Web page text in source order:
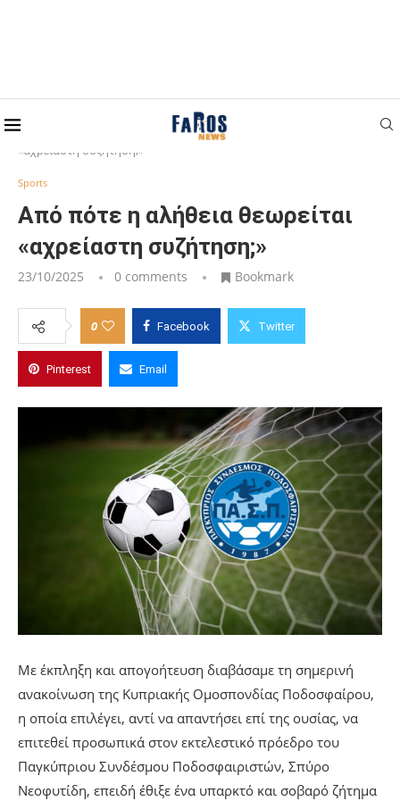
Home
Από πότε η αλήθεια θεωρείται
«αχρείαστη συζήτηση;»
Sports
Από πότε η αλήθεια θεωρείται
«αχρείαστη συζήτηση;»
23/10/2025 0 comments Bookmark
0 Facebook Twitter
Pinterest Email
Με έκπληξη και απογοήτευση διαβάσαμε τη σημερινή
ανακοίνωση της Κυπριακής Ομοσπονδίας Ποδοσφαίρου,
η οποία επιλέγει, αντί να απαντήσει επί της ουσίας, να
επιτεθεί προσωπικά στον εκτελεστικό πρόεδρο του
Παγκύπριου Συνδέσμου Ποδοσφαιριστών, Σπύρο
Νεοφυτίδη, επειδή έθιξε ένα υπαρκτό και σοβαρό ζήτημα